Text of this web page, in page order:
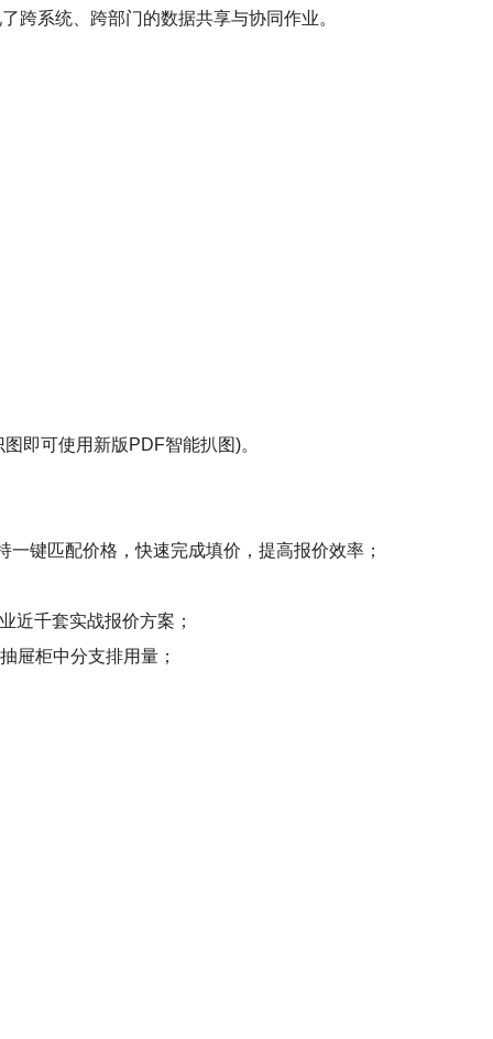
跨系统、跨部门的数据共享与协同作业。
即可使用新版PDF智能扒图)。
键匹配价格，快速完成填价，提高报价效率；
近千套实战报价方案；
屉柜中分支排用量；